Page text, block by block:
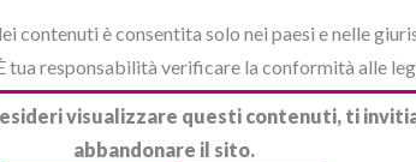
contenuti è consentita solo nei paesi e nelle
tua responsabilità verificare la conformità alle
visualizzare questi contenuti, ti
abbandonare il sito.
Senza le scarpe col tacco era leggermente più
occhi per un istante, sopraffatto.
il passo felino sui piedi velati. Sospirò.